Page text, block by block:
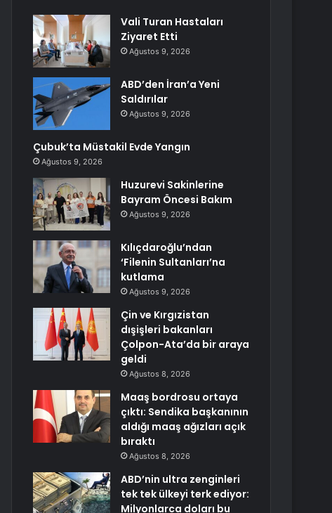
Vali Turan Hastaları
Ziyaret Etti
Ağustos 9, 2026
ABD’den İran’a Yeni
Saldırılar
Ağustos 9, 2026
Çubuk’ta Müstakil Evde Yangın
Ağustos 9, 2026
Huzurevi Sakinlerine
Bayram Öncesi Bakım
Ağustos 9, 2026
Kılıçdaroğlu’ndan
‘Filenin Sultanları’na
kutlama
Ağustos 9, 2026
Çin ve Kırgızistan
dışişleri bakanları
Çolpon-Ata’da bir araya
geldi
Ağustos 8, 2026
Maaş bordrosu ortaya
çıktı: Sendika başkanının
aldığı maaş ağızları açık
bıraktı
Ağustos 8, 2026
ABD’nin ultra zenginleri
tek tek ülkeyi terk ediyor:
Milyonlarca doları bu